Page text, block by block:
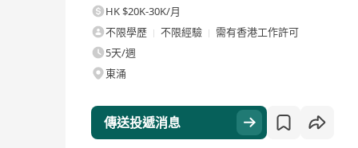
HK $20K-30K/月
不限學歷
不限經驗
需有香港工作許可
5天/週
東涌
傳送投遞消息